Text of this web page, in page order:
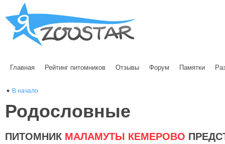
Главная Рейтинг питомников Отзывы Форум Памятки
В начало
Родословные
ПИТОМНИК МАЛАМУТЫ КЕМЕРОВО